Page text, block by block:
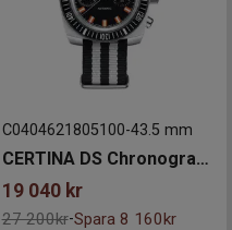
C0404621805100-43.5 mm
CERTINA DS Chronograph Automatic 1968 43mm
19 040 kr
27 200kr-Spara 8 160kr